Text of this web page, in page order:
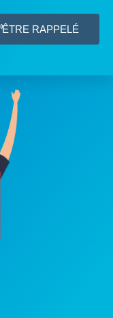
ÊTRE RAPPELÉ